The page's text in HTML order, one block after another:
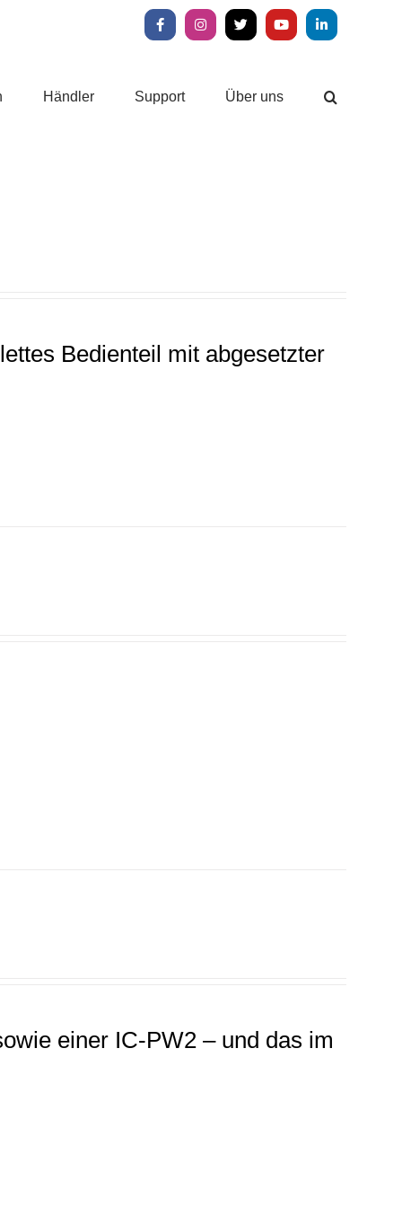
FacebookInstagram
X YouTubeLinkedIn
Händler Support Über uns
Bedienteil mit abgesetzter
einer IC-PW2 – und das im